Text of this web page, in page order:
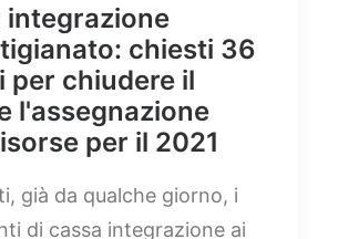
integrazione
chiesti 36
per chiudere il
l'assegnazione
per il 2021
già da qualche giorno, i
di cassa integrazione ai